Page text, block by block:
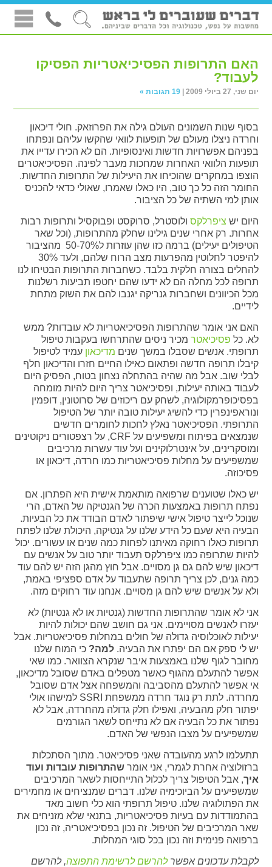
האם התרופות הפסיכיאטריות הפסיקו
לעבוד?
יום שני, 27 ביולי 2009 | 19 תגובות »
בסוף שנות השמונים העולם גילה את הפרוזאק. חולי דיכאון
וחרדה ניצלו מעולם של תופעות לוואי שהקשו עליהם ונפתחו
בפניהם אפשרויות חדשות ואינסופיות. הם לא הכירו עדייו את
תופעות הלוואי האחרות שמחכות מעבר לפינה. הפסיכיאטרים
הוצפו במחקרים שהוכיחו את היעילות של התרופות החדשות.
החומר הזה כל כך טוב, היו כאלו שאמרו, שאולי כדאי להכניס
אותן למי השתיה של כל הציבור.
היום יש ציפרלקס ולוסטרל, סרוקסט ופבוקסיל ותרופות רבות
אחרות. רק אחרי שנים גילינו שחלק מהתרופות, (וכל שאר
הטיפולים יעילים) ברמה כזו שהן עוזרות ל50-70% מהציבור
להיפטר לחלוטין מהפרעות מצב הרוח שלהם, ולעד 30%
להחלים בצורה חלקית בלבד. כשחברות התרופות הבטיחו לנו
תרופה לכל מחלה הם לא ידעו שהם יחטפו תביעות רשלנות
מכל הכיוונים ושחברות גנריקה יגנבו להם את השוק מתחת
לידיים.
האם אני אומר שהתרופות הפסיכיאטריות לא עובדות? ממש
לא. כל פסיכיאטר מכיר ניסים שהתרחשו בעקבות טיפול
תרופתי. אנשים שסבלו במשך שנים מדיכאוןעמיד לטיפול
קיבלו תרופה חדשה ופתאום כאילו החיים חזרו והדיכאון חלף
לבלי שוב. אבל מה שהיה בהתחלה נצחון בטוח, הפסיק היום
לעבוד באותה יעילות, ופסיכיאטר צריך היום להיות מומחה
בפסיכופרמקולוגיה, לשחק עם ריכוזים של סרוטונין, דופמין
ונוראפינפרין כדי להשיג יעילות טובה יותר של הטיפול
התרופתי. הפסיכיאטר נאלץ לחכות לחומרים חדשים
שנמצאים בפיתוח ומשפיעים על CRF, על רצפטורים ניקוטינים
ומוסקרינים, על אינטרלוקינים ועל עוד עשרות מרכיבים
שמשפיעים על מחלות פסיכיאטריות כמו חרדה, דיכאון או
פסיכוזה.
יש כאלו שטוענים שרפואה מותאמת אישית היא הפתרון. אם
נפתח תרופות באמצעות הכרה של הגנטיקה של האדם, הרי
שנוכל לייצר טיפול אישי שיפתור לאדם הבודד את כל הבעיות.
הבעיה היא שעם כל הידע שלנו על גנטיקה, היכולת שלנו לפתח
תרופות כאלו רחוקה מאיתנו לפחות כמה שנים או עשורים. יכול
להיות שתרופה כמו ציפרלקס תעבוד יותר טוב על אנשים עם
דיכאון שיש להם גם גן מסויים. אבל חוץ מהגן הזה יש להם עוד
כמה גנים, לכן צריך תרופה שתעבוד על אדם ספציפי באמת,
ולא על אנשים שיש להם גן מסויים. אנחנו עוד רחוקים מזה.
אני לא אומר שהתרופות החדשות (גנטיות או לא גנטיות) לא
יעזרו לאנשים מסויימים. אני גם חושב שהם יכולות להיות
יעילות לאוכלוסיה גדולה של חולים במחלות פסיכיאטריות. אבל
יש לי ספק אם הם יפתרו את הבעיה.למה?כי המוח שלנו
מחובר לגוף שלנו באמצעות איבר שנקרא הצוואר. כמו שאי
אפשר להתעלם מהגוף כאשר מטפלים באדם שסובל מדיכאון,
אי אפשר להתעלם מהסביבה והמשפחה אצל אדם שסובל
מחרדה. לתת רק נוגד חרדה ממשפחת SSRI למישהו אולי
יפתור חלק מהבעיה, ואפילו חלק גדולה מהחרדה, אבל לא
נפתור את כל הבעיה אם לא נתייחס לשאר הגורמים
שמשפיעים על מצבו הנפשי של האדם.
תתעלמו לרגע מהעובדה שאני פסיכיאטר. מתוך הסתכלות
ברזולוציה אחרת לגמרי, אני אומרשהתרופות עובדות ועוד
איך, אבל הטיפול צריך לכלול התייחסות לשאר המרכיבים
שמשפיעים על הביוכימיה שלנו. דברים שמנציחים או מחמירים
את הפתולוגיה שלנו. טיפול תרופתי הוא כלי חשוב מאד
בהתמודדות עם בעיות פסיכיאטריות, בתנאי שלא מזניחים את
שאר המרכיבים של הטיפול. זה נכון בפסיכיאטריה, זה נכון
ברפואה פנימית וזה נכון בכל סוגי המחלות.
לקבלת עדכונים אפשרלהרשם לרשימת התפוצה, להרשם